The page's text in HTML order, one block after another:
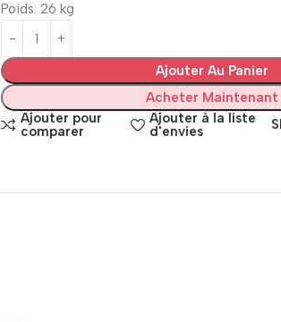
Poids: 26 kg
Ajouter Au Panier
Acheter Maintenant
Ajouter pour
comparer
Ajouter à la liste
d'envies